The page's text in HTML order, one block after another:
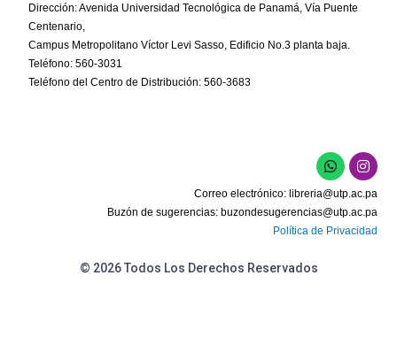
Dirección: Avenida Universidad Tecnológica de Panamá, Vía Puente
Centenario,
Campus Metropolitano Víctor Levi Sasso, Edificio No.3 planta baja.
Teléfono: 560-3031
Teléfono del Centro de Distribución: 560-3683
Correo electrónico: libreria@utp.ac.pa
Buzón de sugerencias: buzondesugerencias@utp.ac.pa
Política de Privacidad
© 2026 Todos Los Derechos Reservados